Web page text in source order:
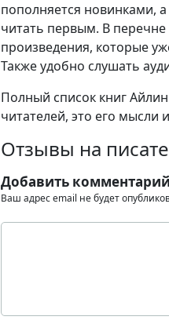
пополняется новинками,
читать первым. В
произведения, которые
Также удобно слушать
Полный список книг
читателей, это его мысли
Отзывы на
Добавить комментарий
Ваш адрес email не будет